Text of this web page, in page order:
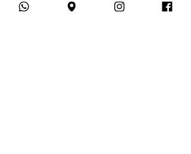
Espanhol
Francês Italiano,